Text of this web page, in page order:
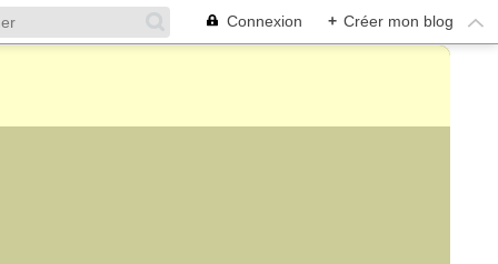
Connexion + Créer mon blog